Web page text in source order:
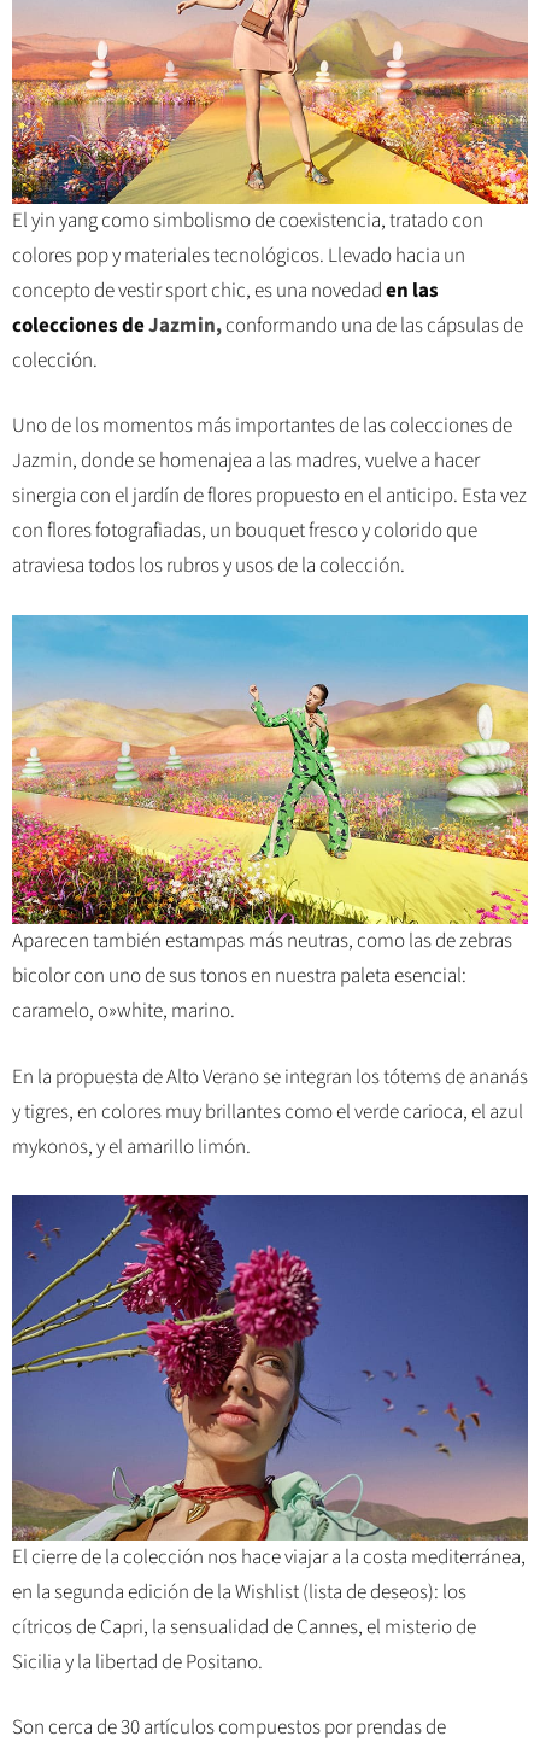
El yin yang como simbolismo de coexistencia, tratado con
colores pop y materiales tecnológicos. Llevado hacia un
concepto de vestir sport chic, es una novedaden las
colecciones deJazmin,conformando una de las cápsulas de
colección.
Uno de los momentos más importantes de las colecciones de
Jazmin, donde se homenajea a las madres, vuelve a hacer
sinergia con el jardín de flores propuesto en el anticipo. Esta vez
con flores fotografiadas, un bouquet fresco y colorido que
atraviesa todos los rubros y usos de la colección.
Aparecen también estampas más neutras, como las de zebras
bicolor con uno de sus tonos en nuestra paleta esencial:
caramelo, o»white, marino.
En la propuesta de Alto Verano se integran los tótems de ananás
y tigres, en colores muy brillantes como el verde carioca, el azul
mykonos, y el amarillo limón.
El cierre de la colección nos hace viajar a la costa mediterránea,
en la segunda edición de la Wishlist (lista de deseos): los
cítricos de Capri, la sensualidad de Cannes, el misterio de
Sicilia y la libertad de Positano.
Son cerca de 30 artículos compuestos por prendas de